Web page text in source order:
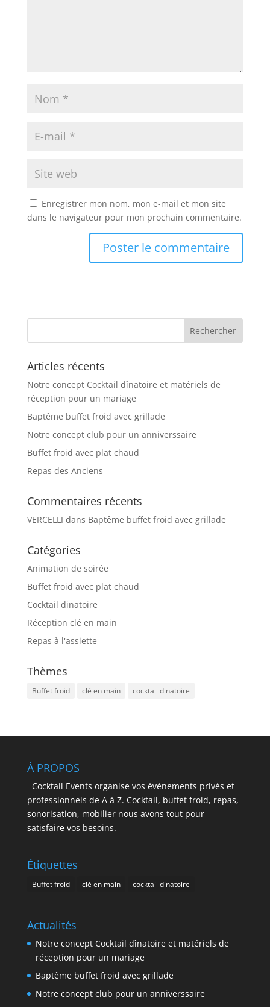
Enregistrer mon nom, mon e-mail et mon site
dans le navigateur pour mon prochain commentaire.
Articles récents
Notre concept Cocktail dînatoire et matériels de
réception pour un mariage
Baptême buffet froid avec grillade
Notre concept club pour un anniverssaire
Buffet froid avec plat chaud
Repas des Anciens
Commentaires récents
VERCELLI dans Baptême buffet froid avec grillade
Catégories
Animation de soirée
Buffet froid avec plat chaud
Cocktail dinatoire
Réception clé en main
Repas à l'assiette
Thèmes
Buffet froid clé en main cocktail dinatoire
À PROPOS
Cocktail Events organise vos évènements privés et
professionnels de A à Z. Cocktail, buffet froid, repas,
sonorisation, mobilier nous avons tout pour
satisfaire vos besoins.
Étiquettes
Buffet froid clé en main cocktail dinatoire
Actualités
Notre concept Cocktail dînatoire et matériels de
réception pour un mariage
Baptême buffet froid avec grillade
Notre concept club pour un anniverssaire